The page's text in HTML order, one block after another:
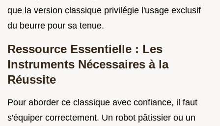
que la version classique privilégie l'usage exclusif
du beurre pour sa tenue.
Ressource Essentielle : Les
Instruments Nécessaires à la
Réussite
Pour aborder ce classique avec confiance, il faut
s'équiper correctement. Un robot pâtissier ou un